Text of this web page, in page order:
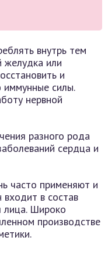
внутрь тем
желудка или
и
иммунные силы.
нервной
разного рода
сердца и
часто применяют и
входит в состав
лица. Широко
производстве